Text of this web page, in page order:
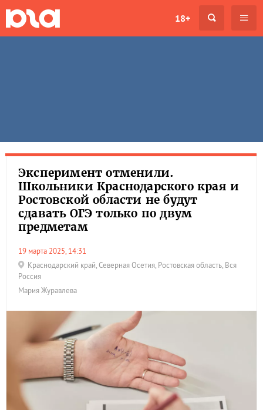
18+
Эксперимент отменили.
Школьники Краснодарского края и
Ростовской области не будут
сдавать ОГЭ только по двум
предметам
19 марта 2025, 14:31
Краснодарский край,Северная Осетия, Ростовская область, Вся
Россия
Мария Журавлева